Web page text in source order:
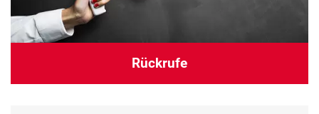
Rückrufe